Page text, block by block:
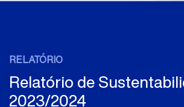
RELATÓRIO
Relatório de
2023/2024